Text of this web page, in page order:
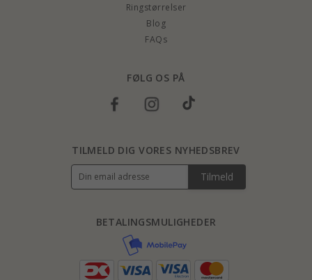
Ringstørrelser
Blog
FAQs
FØLG OS PÅ
BETALINGSMULIGHEDER
TILMELD DIG VORES NYHEDSBREV
Tilmeld